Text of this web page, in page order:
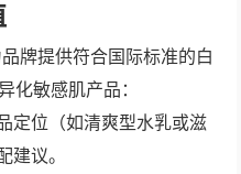
牌提供符合国际标准的白
化敏感肌产品：
定位（如清爽型水乳或滋
建议。